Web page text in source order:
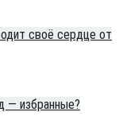
своё сердце от
— избранные?